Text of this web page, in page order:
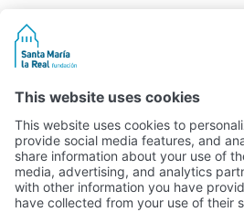
Activity subsidised by the Ministry of